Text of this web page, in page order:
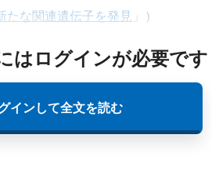
たな関連遺伝子を発見 」）
はログインが必要です
インして全文を読む